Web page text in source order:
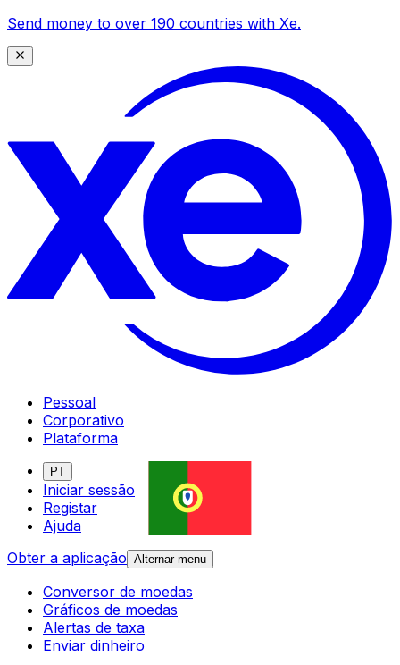
Send money to over 190 countries with Xe.
Pessoal
Corporativo
Plataforma
PT
Iniciar sessão
Registar
Ajuda
Obter a aplicação Alternar menu
Conversor de moedas
Gráficos de moedas
Alertas de taxa
Enviar dinheiro